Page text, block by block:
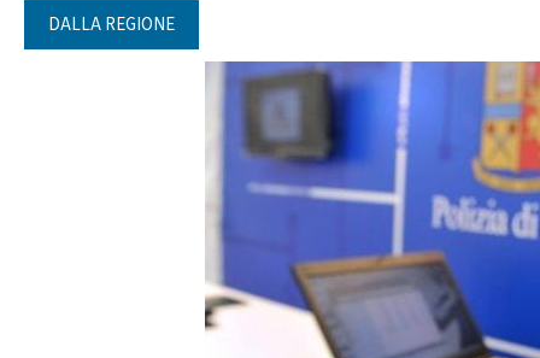
DALLA REGIONE